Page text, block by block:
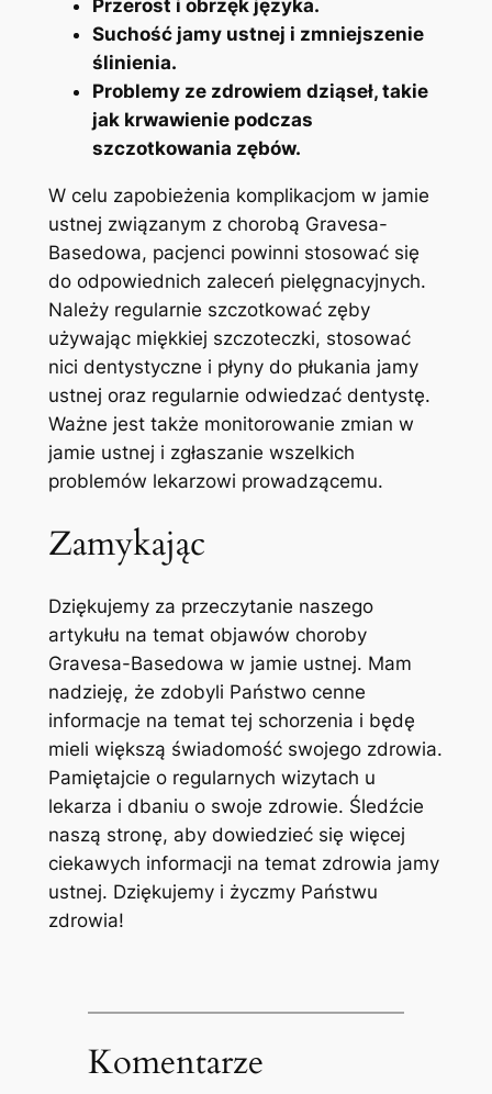
Przerost i obrzęk języka.
Suchość jamy‍ ustnej⁣ i zmniejszenie
ślinienia.
Problemy‍ ze zdrowiem dziąseł,‌ takie
jak krwawienie podczas
szczotkowania zębów.
W celu zapobieżenia komplikacjom w jamie
ustnej związanym ​z chorobą Gravesa-
Basedowa, pacjenci ​powinni stosować się
⁣do odpowiednich zaleceń pielęgnacyjnych.
Należy regularnie szczotkować zęby
używając miękkiej szczoteczki, stosować
nici dentystyczne i płyny ‍do płukania jamy
ustnej oraz regularnie​ odwiedzać dentystę.
Ważne ‌jest także monitorowanie zmian w
jamie ustnej i zgłaszanie wszelkich
problemów lekarzowi prowadzącemu.
Zamykając
Dziękujemy za przeczytanie naszego
artykułu na temat ‍objawów choroby⁣
Gravesa-Basedowa w jamie ⁢ustnej. Mam⁤
nadzieję, że‌ zdobyli Państwo ‌cenne
‍informacje na ‍temat tej⁤ schorzenia i będę
mieli większą świadomość swojego zdrowia.
Pamiętajcie‌ o‌ regularnych wizytach u
lekarza i dbaniu o ⁢swoje‍ zdrowie. Śledźcie
naszą stronę, ⁢aby dowiedzieć się więcej
ciekawych ‌informacji na temat‍ zdrowia jamy
ustnej. Dziękujemy⁢ i życzmy Państwu
zdrowia!
Komentarze